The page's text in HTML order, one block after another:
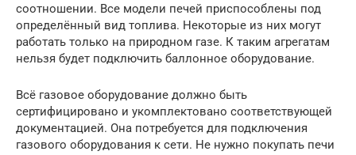
соотношении. Все модели печей приспособлены под
определённый вид топлива. Некоторые из них могут
работать только на природном газе. К таким агрегатам
нельзя будет подключить баллонное оборудование.
Всё газовое оборудование должно быть
сертифицировано и укомплектовано соответствующей
документацией. Она потребуется для подключения
газового оборудования к сети. Не нужно покупать печи